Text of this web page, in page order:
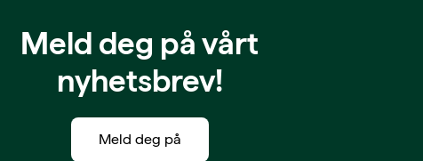
Meld deg på vårt
nyhetsbrev!
Meld deg på